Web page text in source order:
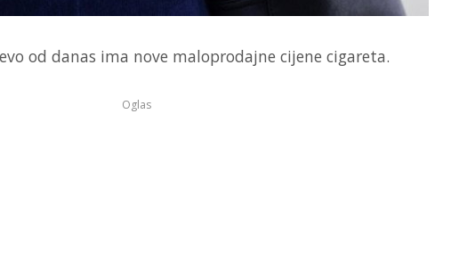
od danas ima nove maloprodajne cijene cigareta.
Oglas